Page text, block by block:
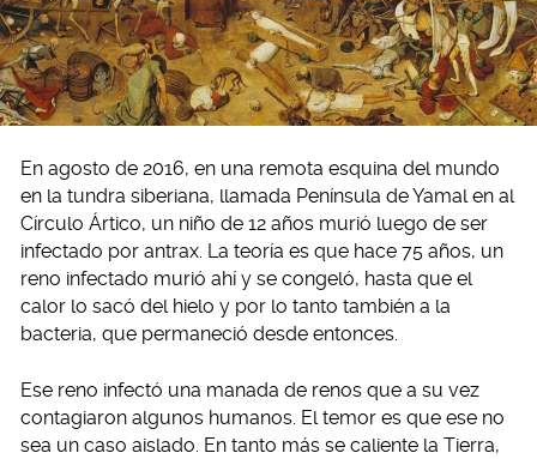
En agosto de 2016, en una remota esquina del mundo
en la tundra siberiana, llamada Península de Yamal en al
Círculo Ártico, un niño de 12 años murió luego de ser
infectado por antrax. La teoría es que hace 75 años, un
reno infectado murió ahí y se congeló, hasta que el
calor lo sacó del hielo y por lo tanto también a la
bacteria, que permaneció desde entonces.
Ese reno infectó una manada de renos que a su vez
contagiaron algunos humanos. El temor es que ese no
sea un caso aislado. En tanto más se caliente la Tierra,